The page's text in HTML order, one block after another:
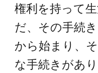
権利を持って
だ、その手続
から始まり、
な手続きがあ